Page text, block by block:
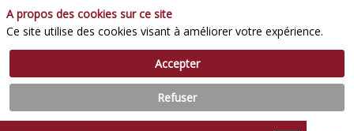
A propos des cookies sur ce site
Ce site utilise des cookies visant à améliorer votre expérience.
Accepter
Refuser